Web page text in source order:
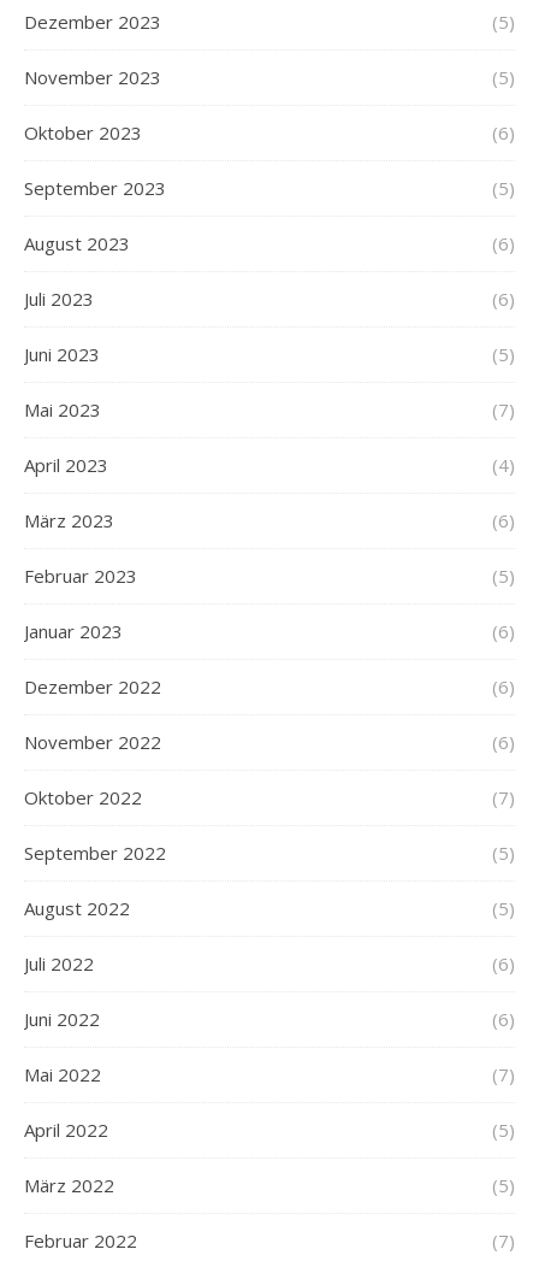
Dezember 2023 (5)
November 2023 (5)
Oktober 2023 (6)
September 2023 (5)
August 2023 (6)
Juli 2023 (6)
Juni 2023 (5)
Mai 2023 (7)
April 2023 (4)
März 2023 (6)
Februar 2023 (5)
Januar 2023 (6)
Dezember 2022 (6)
November 2022 (6)
Oktober 2022 (7)
September 2022 (5)
August 2022 (5)
Juli 2022 (6)
Juni 2022 (6)
Mai 2022 (7)
April 2022 (5)
März 2022 (5)
Februar 2022 (7)